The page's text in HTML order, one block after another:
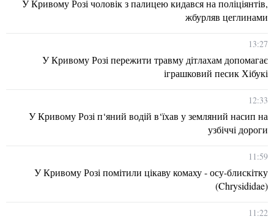
У Кривому Розі чоловік з палицею кидався на поліціянтів,
жбурляв цеглинами
13:27
У Кривому Розі пережити травму дітлахам допомагає
іграшковий песик Хібукі
12:33
У Кривому Розі п‘яний водій в‘їхав у земляний насип на
узбіччі дороги
11:59
У Кривому Розі помітили цікаву комаху - осу-блискітку
(Chrysididae)
11:22